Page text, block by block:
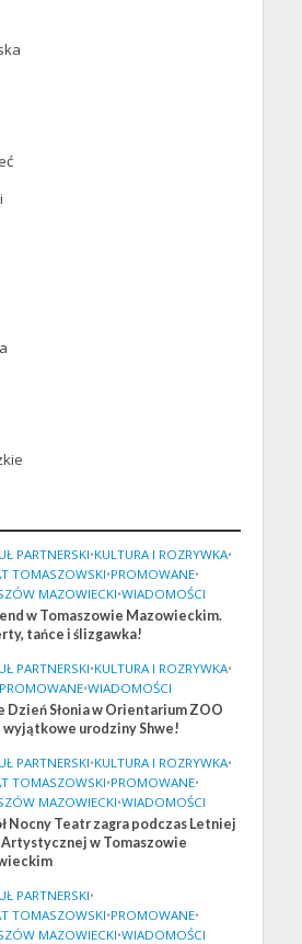
PARTNERSKI•KULTURA I ROZRYWKA•
TOMASZOWSKI•PROMOWANE•
MAZOWIECKI•WIADOMOŚCI
w Tomaszowie Mazowieckim.
tańce i ślizgawka!
PARTNERSKI•KULTURA I ROZRYWKA•
PROMOWANE•WIADOMOŚCI
Dzień Słonia w Orientarium ZOO
wyjątkowe urodziny Shwe!
PARTNERSKI•KULTURA I ROZRYWKA•
TOMASZOWSKI•PROMOWANE•
MAZOWIECKI•WIADOMOŚCI
Nocny Teatr zagra podczas Letniej
Artystycznej w Tomaszowie
PARTNERSKI•
TOMASZOWSKI•PROMOWANE•
MAZOWIECKI•WIADOMOŚCI